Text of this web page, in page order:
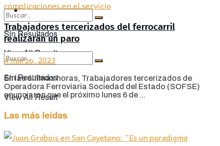
Sin Resultados
View All Result
OPINIÓN
Sin Resultados
View All Result
Trabajadores tercerizados del ferrocarril
realizarán un paro
4 marzo, 2023
En las últimas horas, Trabajadores tercerizados de
Operadora Ferroviaria Sociedad del Estado (SOFSE)
anunciaron que el próximo lunes 6 de ...
Las más leídas